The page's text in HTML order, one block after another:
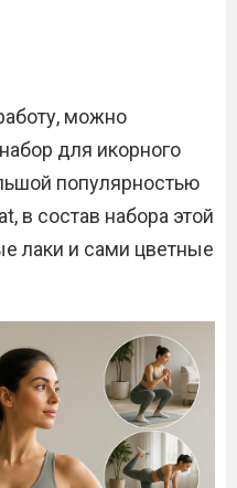
можно
для икорного
популярностью
в состав набора этой
лаки и сами цветные